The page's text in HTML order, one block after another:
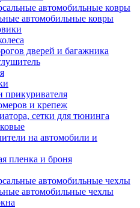
автомобильные ковры
автомобильные ковры
дверей и багажника
прикуривателя
и крепеж
сетки для тюнинга
на автомобили и
пленка и броня
автомобильные чехлы
автомобильные чехлы